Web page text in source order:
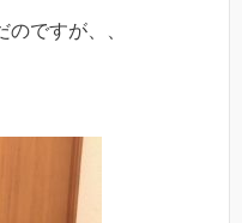
ですが、、